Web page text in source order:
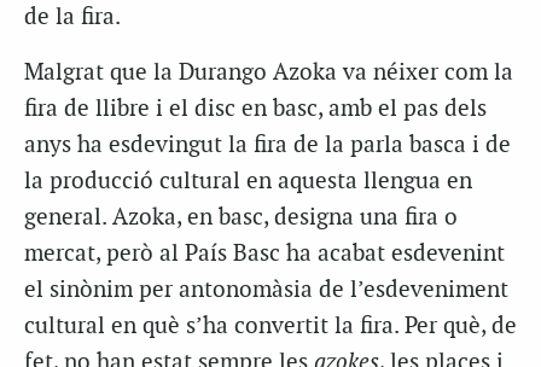
de la fira.
Malgrat que la Durango Azoka va néixer com la
fira de llibre i el disc en basc, amb el pas dels
anys ha esdevingut la fira de la parla basca i de
la producció cultural en aquesta llengua en
general. Azoka, en basc, designa una fira o
mercat, però al País Basc ha acabat esdevenint
el sinònim per antonomàsia de l’esdeveniment
cultural en què s’ha convertit la fira. Per què, de